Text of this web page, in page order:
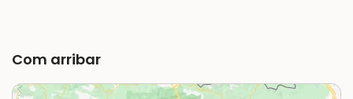
Com arribar